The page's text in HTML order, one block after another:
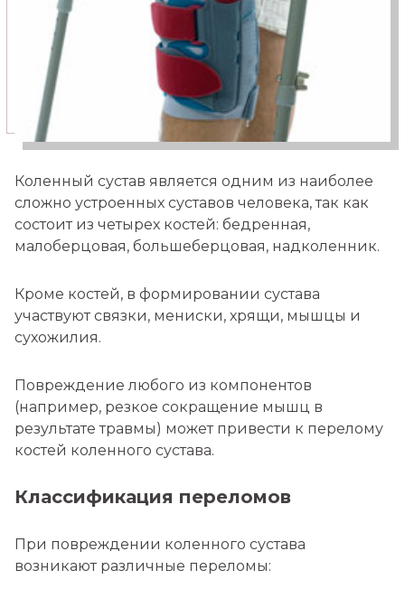
Коленный сустав является одним из наиболее
сложно устроенных суставов человека, так как
состоит из четырех костей: бедренная,
малоберцовая, большеберцовая, надколенник.
Кроме костей, в формировании сустава
участвуют связки, мениски, хрящи, мышцы и
сухожилия.
Повреждение любого из компонентов
(например, резкое сокращение мышц в
результате травмы) может привести к перелому
костей коленного сустава.
Классификация переломов
При повреждении коленного сустава
возникают различные переломы: